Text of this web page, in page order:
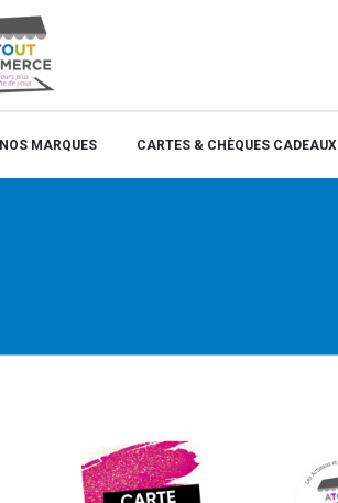
NOS MARQUES CARTES & CHÈQUES CADEAUX